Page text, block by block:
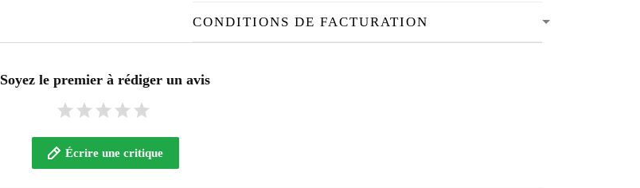
CONDITIONS DE FACTURATION
Soyez le premier à rédiger un avis
Écrire une critique